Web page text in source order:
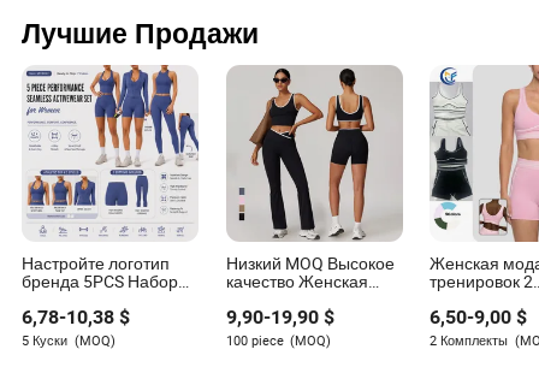
Высокая
эффективность
потребление
топлива и
стабильная
выходная
мощность
установки,
газовые
генераторы
Низкие
выбросы
Соответствие
более строгим
стандартам
Генераторные
установки China VI
/ Euro V
Лучшие Продажи
Настройте логотип
бренда 5PCS Набор
активной одежды для
женщин, милые топы
для йоги +
6,78-10,38 $
5 Куски (MOQ)
Низкий MOQ Высокое
качество Женская
для тренировок в
спортзале Фитнес 4
PCS Йога Активная
9,90-19,90$
100 piece (MOQ)
Женская
тренировок 2
шорт и
бюстгальтера
активной
6,50-9,00 $
2 Комплекты